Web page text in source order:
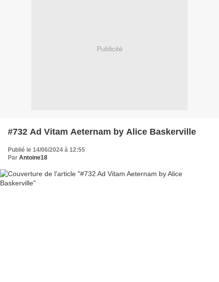
Publicité
#732 Ad Vitam Aeternam by Alice Baskerville
Publié le 14/06/2024 à 12:55
Par Antoine18